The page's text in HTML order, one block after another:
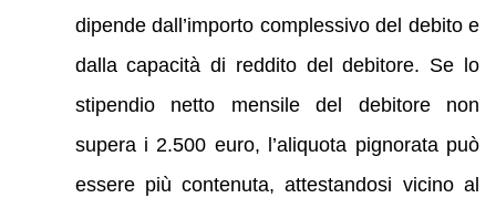
dipende dall’importo complessivo del debito e
dalla capacità di reddito del debitore. Se lo
stipendio netto mensile del debitore non
supera i 2.500 euro, l’aliquota pignorata può
essere più contenuta, attestandosi vicino al